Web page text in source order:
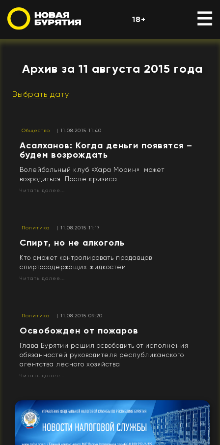
18+
Архив за 11 августа 2015 года
Выбрать дату
Общество | 11.08.2015 11:40
Асалханов: Когда деньги появятся –
будем возрождать
Волейбольный клуб «Хара Морин» может
возродиться. После кризиса
Читать далее...
Политика | 11.08.2015 11:17
​Спирт, но не алкоголь
Кто сможет контролировать продавцов
спиртосодержащих жидкостей
Читать далее...
Политика | 11.08.2015 09:20
Освобожден от пожаров
Глава Бурятии решил освободить от исполнения
обязанностей руководителя республиканского
агентства лесного хозяйства
Читать далее...